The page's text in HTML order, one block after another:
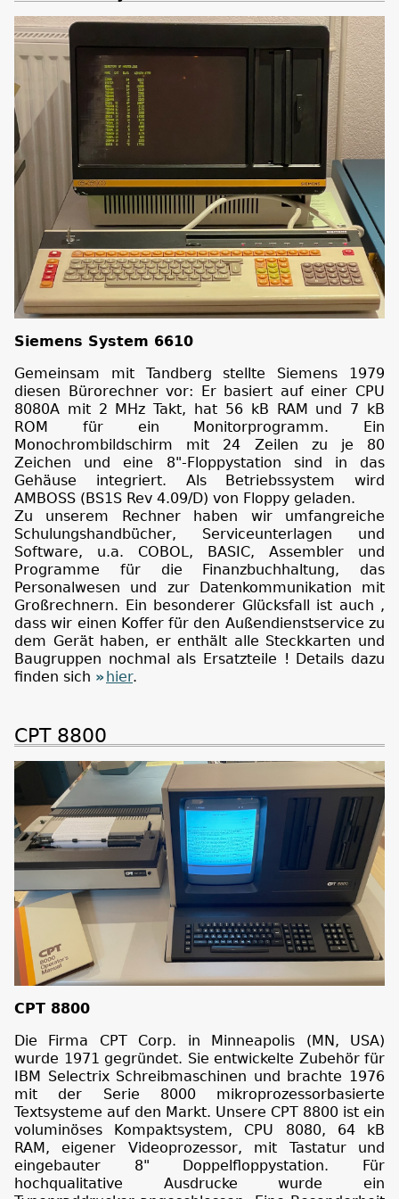
Siemens System 6610
Gemeinsam mit Tandberg stellte Siemens 1979
diesen Bürorechner vor: Er basiert auf einer CPU
8080A mit 2 MHz Takt, hat 56 kB RAM und 7 kB
ROM für ein Monitorprogramm. Ein
Monochrombildschirm mit 24 Zeilen zu je 80
Zeichen und eine 8"-Floppystation sind in das
Gehäuse integriert. Als Betriebssystem wird
AMBOSS (BS1S Rev 4.09/D) von Floppy geladen.
Zu unserem Rechner haben wir umfangreiche
Schulungshandbücher, Serviceunterlagen und
Software, u.a. COBOL, BASIC, Assembler und
Programme für die Finanzbuchhaltung, das
Personalwesen und zur Datenkommunikation mit
Großrechnern. Ein besonderer Glücksfall ist auch ,
dass wir einen Koffer für den Außendienstservice zu
dem Gerät haben, er enthält alle Steckkarten und
Baugruppen nochmal als Ersatzteile ! Details dazu
finden sich
hier.
CPT 8800
CPT 8800
Die Firma CPT Corp. in Minneapolis (MN, USA)
wurde 1971 gegründet. Sie entwickelte Zubehör für
IBM Selectrix Schreibmaschinen und brachte 1976
mit der Serie 8000 mikroprozessorbasierte
Textsysteme auf den Markt. Unsere CPT 8800 ist ein
voluminöses Kompaktsystem, CPU 8080, 64 kB
RAM, eigener Videoprozessor, mit Tastatur und
eingebauter 8" Doppelfloppystation. Für
hochqualitative Ausdrucke wurde ein